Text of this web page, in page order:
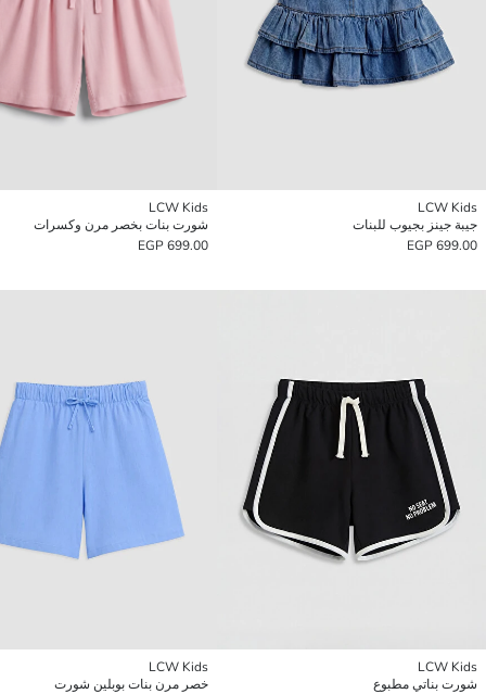
LCW Kids
جيبة جينز بجيوب للبنات
699.00 EGP
LCW Kids
شورت بنات بخصر مرن وكسرات
699.00 EGP
LCW Kids
شورت بناتي مطبوع
LCW Kids
خصر مرن بنات بوبلين شورت